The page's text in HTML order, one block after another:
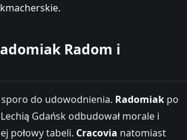
Radom i
sporo do udowodnienia. Radomiak po
Gdańsk odbudował morale i
połowy tabeli. Cracovia natomiast